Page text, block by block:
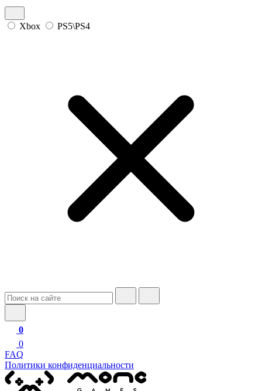
Xbox PS5\PS4
0
0
FAQ
Политики конфиденциальности